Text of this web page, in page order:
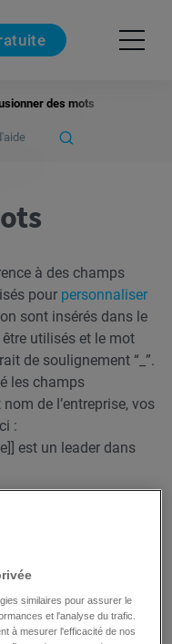
des mots
à des champs
pour personnaliser
sont insérés dans le
utilisés et le mot
de soulignement “_”.
les champs
de l’entreprise, vos
:
est un leader dans
similaires pour assurer le
et l'analyse du trafic.
à mesurer l'efficacité de nos